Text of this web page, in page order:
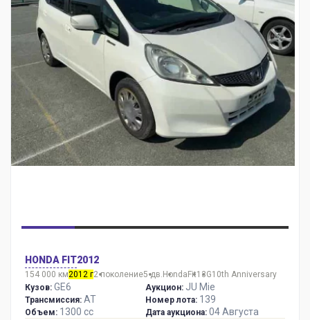
HONDA FIT2012
154 000 км2012 г2 поколение5 дв. Honda Fit13G10th Anniversary
Кузов: GE6
Трансмиссия: AT
Объем: 1300 сс
Аукцион: JU Mie
Номер лота: 139
Дата аукциона: 04 Августа